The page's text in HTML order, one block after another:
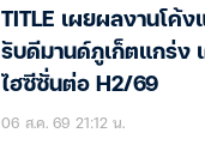
TITLE เผยผลงานโค้
รับดีมานด์ภูเก็ตแกร่ง
ไฮซีซั่นต่อ H2/69
06 ส.ค. 69 21:12 น.